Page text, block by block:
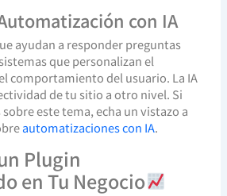
con IA
ayudan a responder preguntas
que personalizan el
comportamiento del usuario. La IA
de tu sitio a otro nivel. Si
este tema, echa un vistazo a
automatizaciones con IA.
Plugin
en Tu Negocio